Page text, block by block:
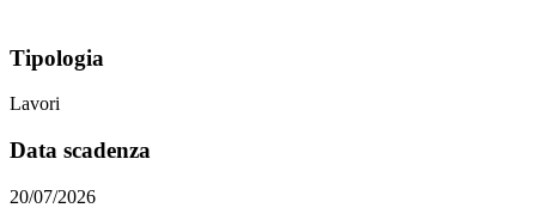
Tipologia
Lavori
Data scadenza
20/07/2026